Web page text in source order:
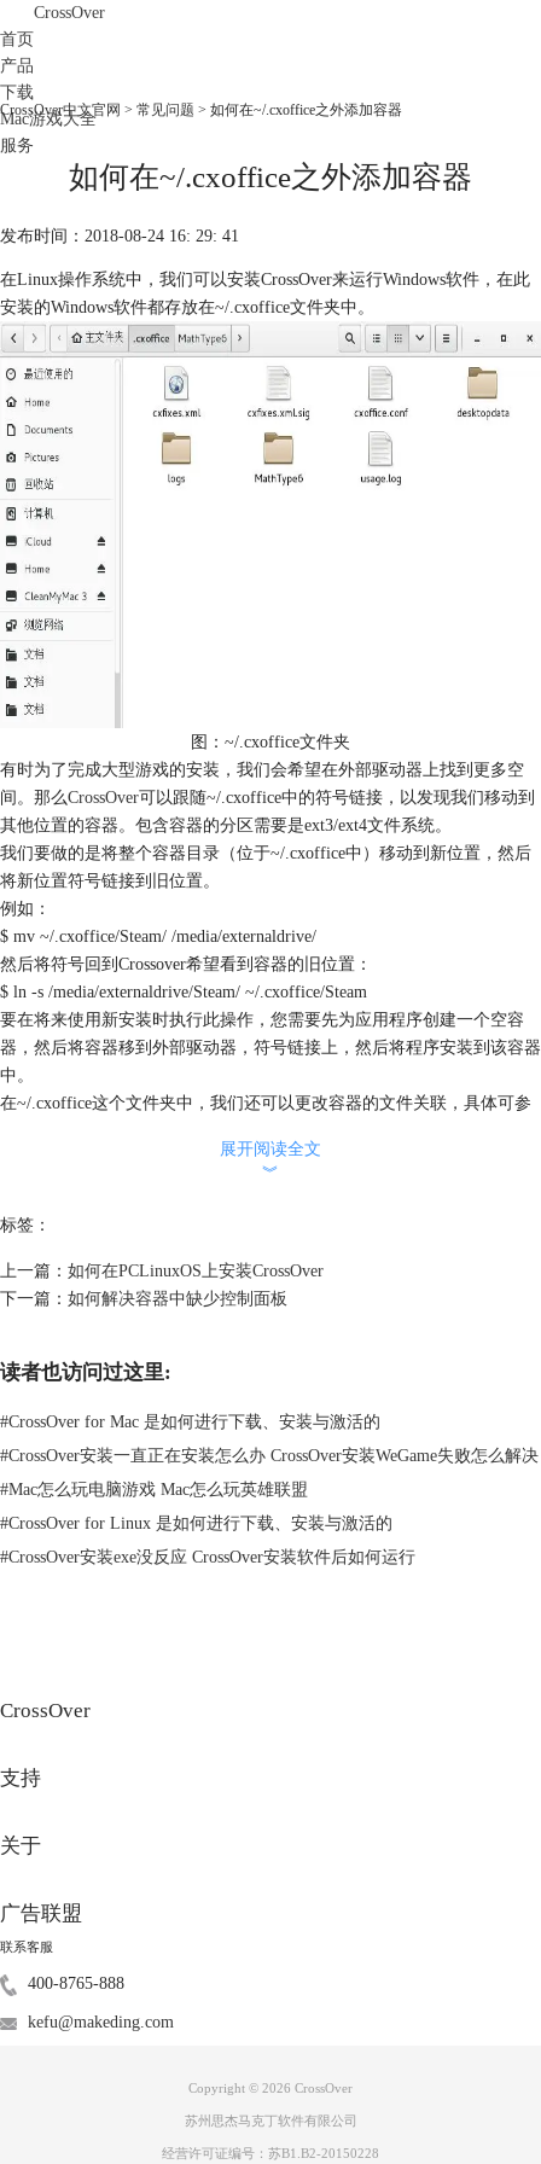
CrossOver
首页
产品
下载
Mac游戏大全
服务
CrossOver中文官网 > 常见问题 > 如何在~/.cxoffice之外添加容器
如何在~/.cxoffice之外添加容器
发布时间：2018-08-24 16: 29: 41
在Linux操作系统中，我们可以安装CrossOver来运行Windows软件，在此
安装的Windows软件都存放在~/.cxoffice文件夹中。
图：~/.cxoffice文件夹
有时为了完成大型游戏的安装，我们会希望在外部驱动器上找到更多空
间。那么CrossOver可以跟随~/.cxoffice中的符号链接，以发现我们移动到
其他位置的容器。包含容器的分区需要是ext3/ext4文件系统。
我们要做的是将整个容器目录（位于~/.cxoffice中）移动到新位置，然后
将新位置符号链接到旧位置。
例如：
$ mv ~/.cxoffice/Steam/ /media/externaldrive/
然后将符号回到Crossover希望看到容器的旧位置：
$ ln -s /media/externaldrive/Steam/ ~/.cxoffice/Steam
要在将来使用新安装时执行此操作，您需要先为应用程序创建一个空容
器，然后将容器移到外部驱动器，符号链接上，然后将程序安装到该容器
中。
在~/.cxoffice这个文件夹中，我们还可以更改容器的文件关联，具体可参
想要了解其他方面的教程，像是在Mac版本的CrossOver的操作教程，可以
本文为原创，转载请标明原址：
展开阅读全文
︾
标签：
上一篇： 如何在PCLinuxOS上安装CrossOver
下一篇： 如何解决容器中缺少控制面板
读者也访问过这里:
#CrossOver for Mac 是如何进行下载、安装与激活的
#CrossOver安装一直正在安装怎么办 CrossOver安装WeGame失败怎么解决
#Mac怎么玩电脑游戏 Mac怎么玩英雄联盟
#CrossOver for Linux 是如何进行下载、安装与激活的
#CrossOver安装exe没反应 CrossOver安装软件后如何运行
CrossOver
支持
关于
广告联盟
联系客服
400-8765-888
kefu@makeding.com
Copyright © 2026 CrossOver
苏州思杰马克丁软件有限公司
经营许可证编号：苏B1.B2-20150228